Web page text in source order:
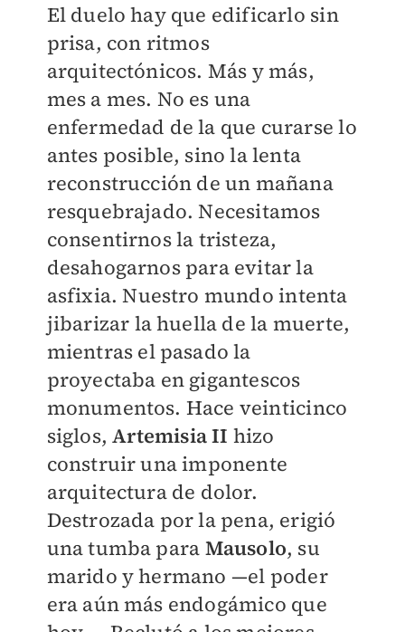
El duelo hay que edificarlo sin
prisa, con ritmos
arquitectónicos. Más y más,
mes a mes. No es una
enfermedad de la que curarse lo
antes posible, sino la lenta
reconstrucción de un mañana
resquebrajado. Necesitamos
consentirnos la tristeza,
desahogarnos para evitar la
asfixia. Nuestro mundo intenta
jibarizar la huella de la muerte,
mientras el pasado la
proyectaba en gigantescos
monumentos. Hace veinticinco
siglos,Artemisia II hizo
construir una imponente
arquitectura de dolor.
Destrozada por la pena, erigió
una tumba para Mausolo, su
marido y hermano —el poder
era aún más endogámico que